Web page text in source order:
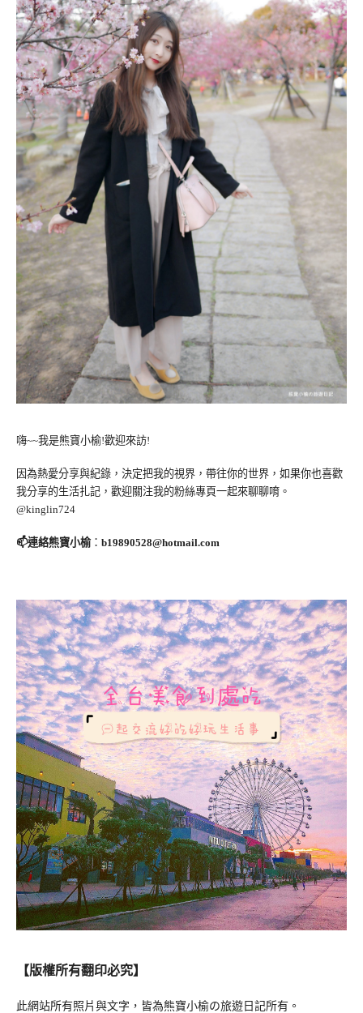
嗨~~我是熊寶小榆!歡迎來訪!
因為熱愛分享與紀錄，決定把我的視界，帶往你的世界，如果你也喜歡
我分享的生活扎記，歡迎關注我的粉絲專頁一起來聊聊唷。
@kinglin724
📫連絡熊寶小榆： b19890528@hotmail.com
【版權所有翻印必究】
此網站所有照片與文字，皆為熊寶小榆の旅遊日記所有。